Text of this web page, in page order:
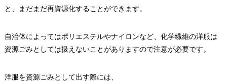
と、まだまだ再資源化することができます。
自治体によってはポリエステルやナイロンなど、化学繊維の洋服は
資源ごみとしては扱えないことがありますので注意が必要です。
洋服を資源ごみとして出す際には、